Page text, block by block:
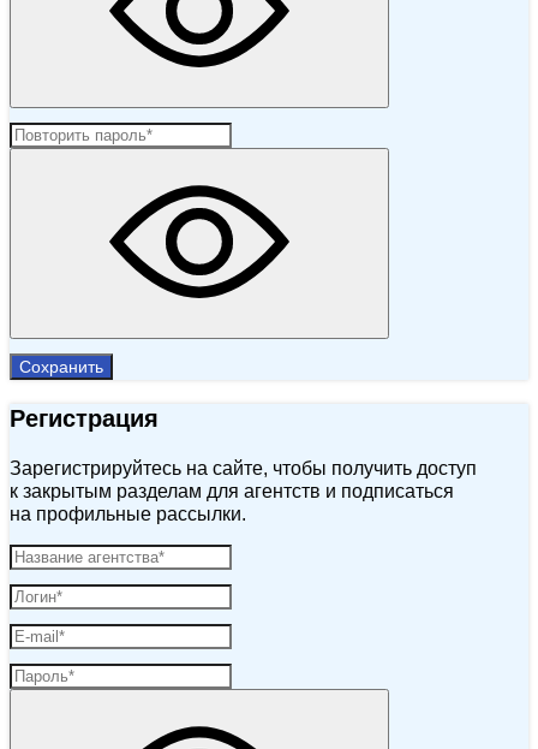
Сохранить
Регистрация
Зарегистрируйтесь на сайте, чтобы получить доступ
к закрытым разделам для агентств и подписаться
на профильные рассылки.